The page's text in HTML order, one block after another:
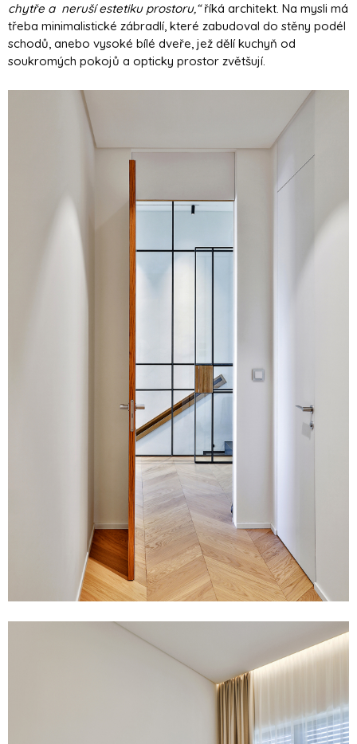
chytře a neruší estetiku prostoru,“říká architekt. Na mysli má
třeba minimalistické zábradlí, které zabudoval do stěny podél
schodů, anebo vysoké bílé dveře, jež dělí kuchyň od
soukromých pokojů a opticky prostor zvětšují.